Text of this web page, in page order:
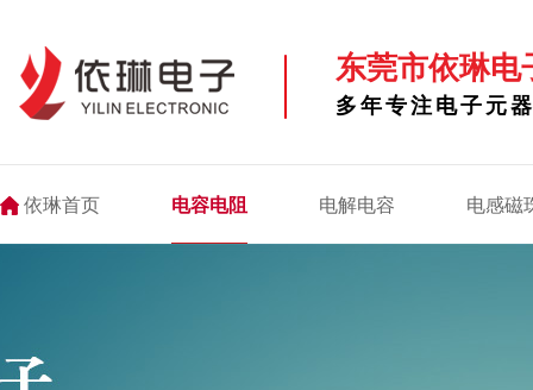
东莞市依琳
多年专注电子元
依琳首页 电容电阻 电解电容 电感磁